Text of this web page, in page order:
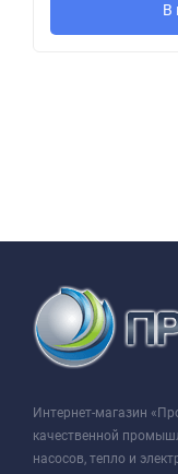
В
Интернет-магазин
качественной
насосов, тепло и